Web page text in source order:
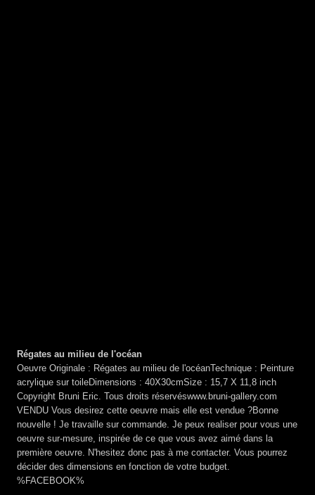
Régates au milieu de l'océan
Oeuvre Originale : Régates au milieu de l'océanTechnique : Peinture
acrylique sur toileDimensions : 40X30cmSize : 15,7 X 11,8 inch
Copyright Bruni Eric. Tous droits réservéswww.bruni-gallery.com
VENDU Vous desirez cette oeuvre mais elle est vendue ?Bonne
nouvelle ! Je travaille sur commande. Je peux realiser pour vous une
oeuvre sur-mesure, inspirée de ce que vous avez aimé dans la
première oeuvre. N'hesitez donc pas à me contacter. Vous pourrez
décider des dimensions en fonction de votre budget.
%FACEBOOK%